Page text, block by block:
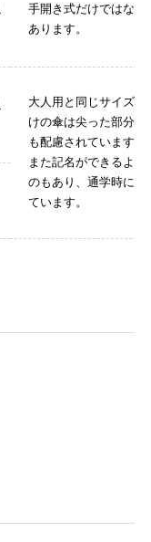
手開き式だけではなく
あります。
大人用と同じサイズで
けの傘は尖った部分が
も配慮されています。
また記名ができるよ
のもあり、通学時に役
ています。